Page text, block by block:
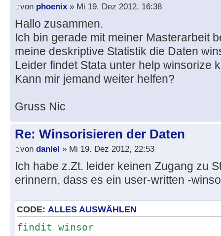
von phoenix » Mi 19. Dez 2012, 16:38
Hallo zusammen.
Ich bin gerade mit meiner Masterarbeit
meine deskriptive Statistik die Daten
Leider findet Stata unter help winsorize
Kann mir jemand weiter helfen?
Gruss Nic
Re: Winsorisieren der Daten
von daniel » Mi 19. Dez 2012, 22:53
Ich habe z.Zt. leider keinen Zugang zu
erinnern, dass es ein user-written -
CODE: ALLES AUSWÄHLEN
findit winsor